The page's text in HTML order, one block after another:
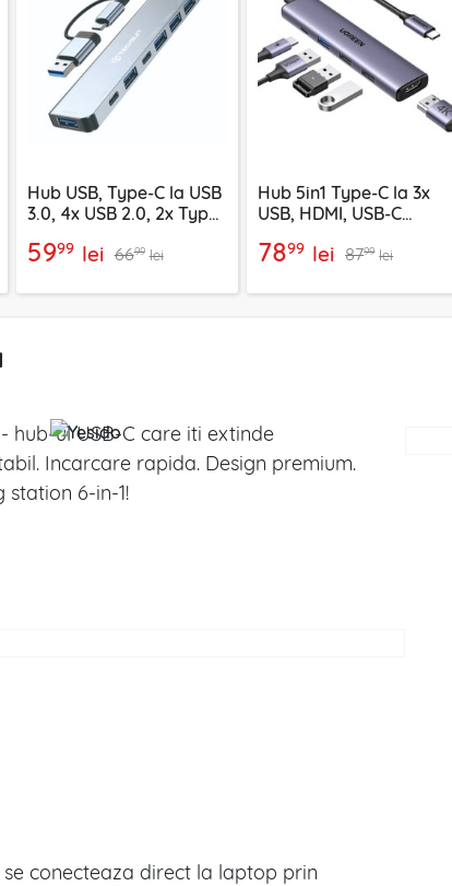
Hub USB, Type-C la USB
3.0, 4x USB 2.0, 2x Type-
5999 lei 6699 lei
Hub 5in1 Type-C la 3x
USB, HDMI, USB-C
15495
7899 lei 8799 lei
hub-ul USB-C care iti extinde
Incarcare rapida. Design premium.
6-in-1!
se conecteaza direct la laptop prin